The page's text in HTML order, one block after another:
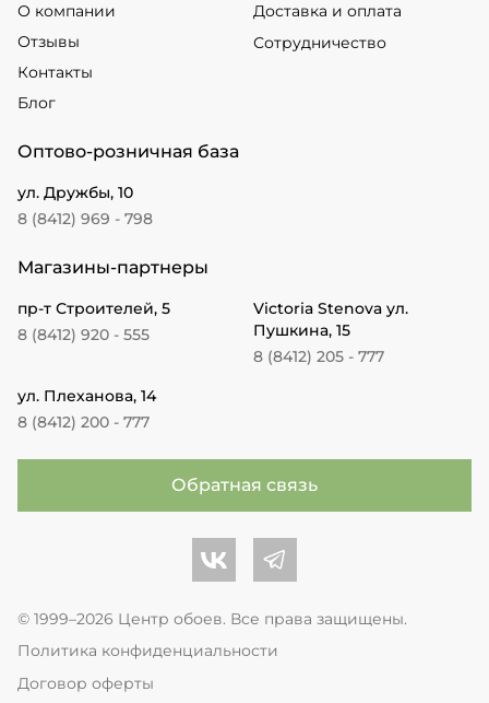
О компании
Отзывы
Контакты
Блог
Доставка и оплата
Сотрудничество
Оптово-розничная база
ул. Дружбы, 10
8 (8412) 969 - 798
Магазины-партнеры
пр-т Строителей, 5
8 (8412) 920 - 555
Victoria Stenova ул.
Пушкина, 15
8 (8412) 205 - 777
ул. Плеханова, 14
8 (8412) 200 - 777
Обратная связь
Центр обоев во Вконтакте
Центр обоев в Телеграме
© 1999–2026 Центр обоев. Все права защищены.
Политика конфиденциальности
Договор оферты